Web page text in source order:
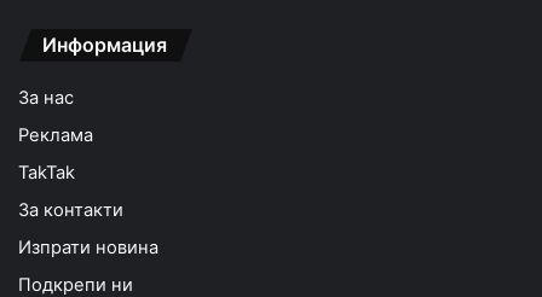
Информация
За нас
Реклама
TakTak
За контакти
Изпрати новина
Подкрепи ни